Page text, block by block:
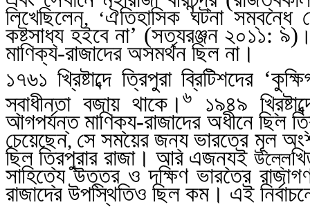
লিখেছিলেন, ‘ঐতিহাসিক ঘটনা সম্বন্ধে
কষ্টসাধ্য হইবে না’ (সত্যরঞ্জন ২০১১: ৯)
মাণিক্য-রাজাদের অসমর্থন ছিল না।
১৭৬১ খ্রিষ্টাব্দে ত্রিপুরা ব্রিটিশদের
স্বাধীনতা বজায় থাকে।৬ ১৯৪৯
আগপর্যন্ত মাণিক্য-রাজাদের অধীনে ছিল
চেয়েছেন, সে সময়ের জন্য ভারতের মূল
ছিল ত্রিপুরার রাজা। আর এজন্যই উল্লে
সাহিত্যে উত্তর ও দক্ষিণ ভারতের
রাজাদের উপস্থিতিও ছিল কম। এই